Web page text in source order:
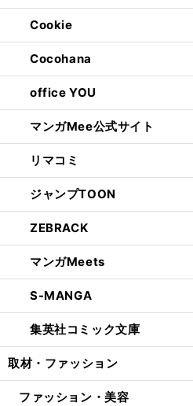
Cookie
Cocohana
office YOU
マンガMee公式サイト
リマコミ
ジャンプTOON
ZEBRACK
マンガMeets
S-MANGA
集英社コミック文庫
取材・ファッション
ファッション・美容